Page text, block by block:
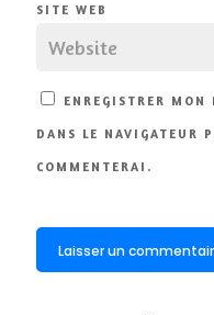
SITE WEB
ENREGISTRER
DANS LE NAVIGATEUR
COMMENTERAI.